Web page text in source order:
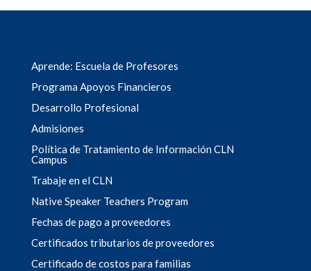
Aprende: Escuela de Profesores
Programa Apoyos Financieros
Desarrollo Profesional
Admisiones
Política de Tratamiento de Información CLN
Campus
Trabaje en el CLN
Native Speaker Teachers Program
Fechas de pago a proveedores
Certificados tributarios de proveedores
Certificado de costos para familias